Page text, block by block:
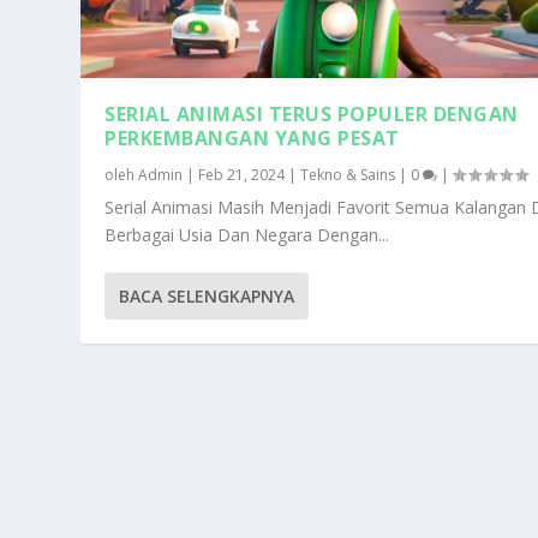
SERIAL ANIMASI TERUS POPULER DENGAN
PERKEMBANGAN YANG PESAT
olehAdmin | Feb 21, 2024|Tekno & Sains | 0 |
Serial Animasi Masih Menjadi Favorit Semua Kalangan
Berbagai Usia Dan Negara Dengan...
BACA SELENGKAPNYA